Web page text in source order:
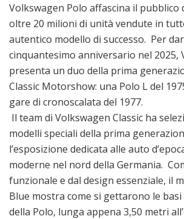
Volkswagen Polo affascina il pubblico
oltre 20 milioni di unità vendute in
autentico modello di successo. Per
cinquantesimo anniversario nel 2025,
presenta un duo della prima
Classic Motorshow: una Polo L del
gare di cronoscalata del 1977.
Il team di Volkswagen Classic ha
modelli speciali della prima
l’esposizione dedicata alle auto
moderne nel nord della Germania.
funzionale e dal design essenziale, il
Blue mostra come si gettarono le basi
della Polo, lunga appena 3,50 metri